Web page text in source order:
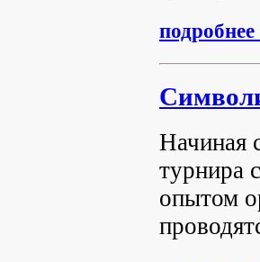
подробнее
Начиная
турнира
опытом